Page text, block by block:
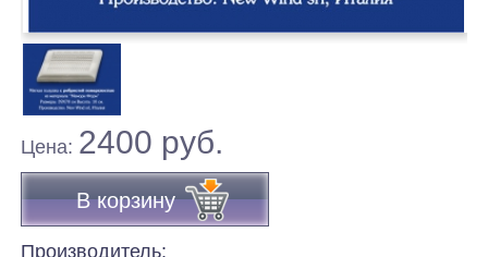
Цена: 2400 руб.
В корзину
Производитель: